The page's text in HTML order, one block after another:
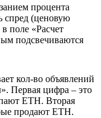
процента
спред (ценовую
поле «Расчет
подсвечиваются
кол-во объявлений
Первая цифра – это
ETH. Вторая
продают ETH.